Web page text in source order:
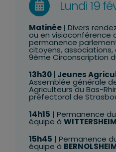
Lundi 19
Matinée| Divers
ou en visioconférence
permanence
citoyens, associations,
9ème Circonscription
13h30| Jeunes
Assemblée générale
Agriculteurs du Bas-
préfectoral de
14h15 | Permanence
équipe à WITTERSHEIM
15h45 | Permanence
équipe à